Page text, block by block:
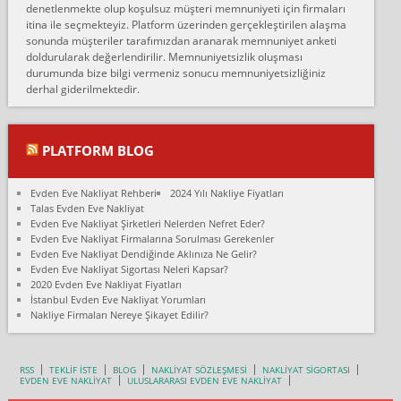
Konya ya Alicanlar naklyat la anlaştık bu şahıs evin taşınacağı gün
fiyatın mazoto gele...
Fatih kokmese:
Diyarbakır dan eşyamı getirtmek için anlaştım sözleşme yaptım.
Son anda fiyat artırdılar.. mecburiyetten tasittim.. bu kişiler ağrılı
Ali:
olduk. Asansörlü dediler sonra uraya asansör kurulmaz dediler
fark istediler. ortada asa...
Nimet:
Ben 2021 Ağustos ilk haftası Evimi taşıdım yani İstanbul'un bir
Mahallesi'nden bir başka Mahallesi'ne yani Ümraniye bölgesinde
oturuyorum önceleri ara...
Nimet Köse:
Merhaba ben 2021 Ağustos ilk haftası evimi Ümraniye'den Çok
Hancıoğlu naklyatla taşındım...
denetlenmekte olup koşulsuz müşteri memnuniyeti için firmaları
itina ile seçmekteyiz. Platform üzerinden gerçekleştirilen alaşma
sonunda müşteriler tarafımızdan aranarak memnuniyet anketi
doldurularak değerlendirilir. Memnuniyetsizlik oluşması
durumunda bize bilgi vermeniz sonucu memnuniyetsizliğiniz
derhal giderilmektedir.
PLATFORM BLOG
Evden Eve Nakliyat Rehberi
2024 Yılı Nakliye Fiyatları
Talas Evden Eve Nakliyat
Evden Eve Nakliyat Şirketleri Nelerden Nefret Eder?
Evden Eve Nakliyat Firmalarına Sorulması Gerekenler
Evden Eve Nakliyat Dendiğinde Aklınıza Ne Gelir?
Evden Eve Nakliyat Sigortası Neleri Kapsar?
2020 Evden Eve Nakliyat Fiyatları
İstanbul Evden Eve Nakliyat Yorumları
Nakliye Firmaları Nereye Şikayet Edilir?
RSS TEKLİF İSTE BLOG NAKLİYAT SÖZLEŞMESİ
NAKLİYAT SİGORTASI
EVDEN EVE NAKLİYAT
ULUSLARARASI EVDEN EVE NAKLİYAT